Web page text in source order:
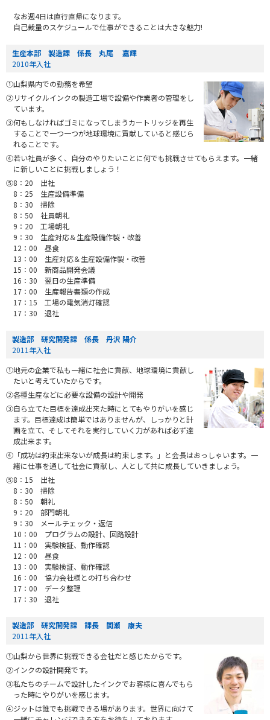
なお週4日は直行直帰になります。
自己裁量のスケジュールで仕事ができることは大きな魅力!
生産本部 製造課 係長 丸尾 嘉輝
2010年入社
①山梨県内での勤務を希望
②リサイクルインクの製造工場で設備や作業者の管理をし
ています。
③何もしなければゴミになってしまうカートリッジを再生
することで一つ一つが地球環境に貢献していると感じら
れることです。
④若い社員が多く、自分のやりたいことに何でも挑戦させてもらえます。一緒
に新しいことに挑戦しましょう！
⑤8：20 出社
8：25 生産設備準備
8：30 掃除
8：50 社員朝礼
9：20 工場朝礼
9：30 生産対応＆生産設備作製・改善
12：00 昼食
13：00 生産対応＆生産設備作製・改善
15：00 新商品開発会議
16：30 翌日の生産準備
17：00 生産報告書類の作成
17：15 工場の電気消灯確認
17：30 退社
製造部 研究開発課 係長 丹沢 陽介
2011年入社
①地元の企業で私も一緒に社会に貢献、地球環境に貢献し
たいと考えていたからです。
②各種生産などに必要な設備の設計や開発
③自ら立てた目標を達成出来た時にとてもやりがいを感じ
ます。目標達成は簡単ではありませんが、しっかりと計
画を立て、そしてそれを実行していく力があれば必ず達
成出来ます。
④「成功は約束出来ないが成長は約束します。」と会長はおっしゃいます。一
緒に仕事を通して社会に貢献し、人として共に成長していきましょう。
⑤8：15 出社
8：30 掃除
8：50 朝礼
9：20 部門朝礼
9：30 メールチェック・返信
10：00 プログラムの設計、回路設計
11：00 実験検証、動作確認
12：00 昼食
13：00 実験検証、動作確認
16：00 協力会社様との打ち合わせ
17：00 データ整理
17：30 退社
製造部 研究開発課 課長 間瀬 康夫
2011年入社
①山梨から世界に挑戦できる会社だと感じたからです。
②インクの設計開発です。
③私たちのチームで設計したインクでお客様に喜んでもら
った時にやりがいを感じます。
④ジットは誰でも挑戦できる場があります。世界に向けて